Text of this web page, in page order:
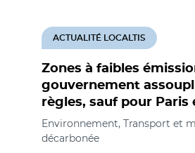
Zones à faibles
gouvernement
règles, sauf pour Paris
ACTUALITÉ LOCALTIS
Environnement, Transport et
décarbonée